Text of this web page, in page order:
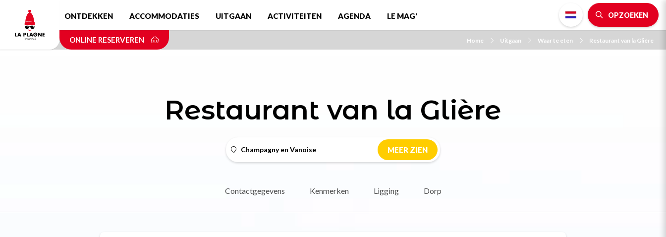
content
ONTDEKKEN ACCOMMODATIES UITGAAN ACTIVITEITEN AGENDA LE MAG' OPZOEKEN
ONLINE RESERVEREN Home Uitgaan Waar te eten Restaurant van la Glière
Restaurant van la Glière
Champagny en Vanoise MEER ZIEN
Contactgegevens Kenmerken Ligging Dorp